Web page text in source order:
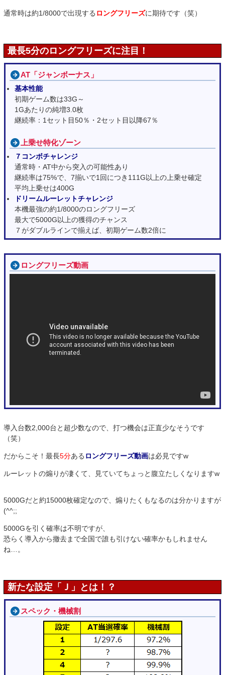
通常時は約1/8000で出現する ロングフリーズに期待です（笑）
最長5分のロングフリーズに注目！
AT「ジャンボーナス」
基本性能
初期ゲーム数は33G～
1Gあたりの純増3.0枚
継続率：1セット目50％・2セット目以降67％
上乗せ特化ゾーン
７コンボチャレンジ
通常時・AT中から突入の可能性あり
継続率は75%で、7揃いで1回につき111G以上の上乗せ確定
平均上乗せは400G
ドリームルーレットチャレンジ
本機最強の約1/8000のロングフリーズ
最大で5000G以上の獲得のチャンス
７がダブルラインで揃えば、初期ゲーム数2倍に
ロングフリーズ動画
導入台数2,000台と超少数なので、打つ機会は正直少なそうです
（笑）
だからこそ！最長5分ある ロングフリーズ動画は必見ですw
ルーレットの煽りが凄くて、見ていてちょっと腹立たしくなりますw
5000Gだと約15000枚確定なので、煽りたくもなるのは分かりますが
(^^;;
5000Gを引く確率は不明ですが、
恐らく導入から撤去まで全国で誰も引けない確率かもしれません
ね…。
新たな設定「Ｊ」とは！？
スペック・機械割